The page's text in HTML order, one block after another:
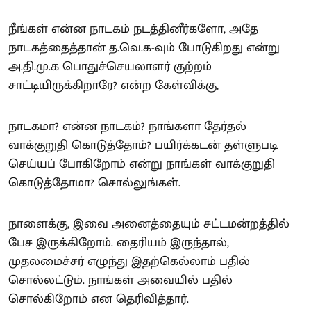
நீங்கள் என்ன நாடகம் நடத்தினீர்களோ, அதே
நாடகத்தைத்தான் த.வெ.க-வும் போடுகிறது என்று
அ.தி.மு.க பொதுச்செயலாளர் குற்றம்
சாட்டியிருக்கிறாரே? என்ற கேள்விக்கு,
நாடகமா? என்ன நாடகம்? நாங்களா தேர்தல்
வாக்குறுதி கொடுத்தோம்? பயிர்க்கடன் தள்ளுபடி
செய்யப் போகிறோம் என்று நாங்கள் வாக்குறுதி
கொடுத்தோமா? சொல்லுங்கள்.
நாளைக்கு, இவை அனைத்தையும் சட்டமன்றத்தில்
பேச இருக்கிறோம். தைரியம் இருந்தால்,
முதலமைச்சர் எழுந்து இதற்கெல்லாம் பதில்
சொல்லட்டும். நாங்கள் அவையில் பதில்
சொல்கிறோம் என தெரிவித்தார்.